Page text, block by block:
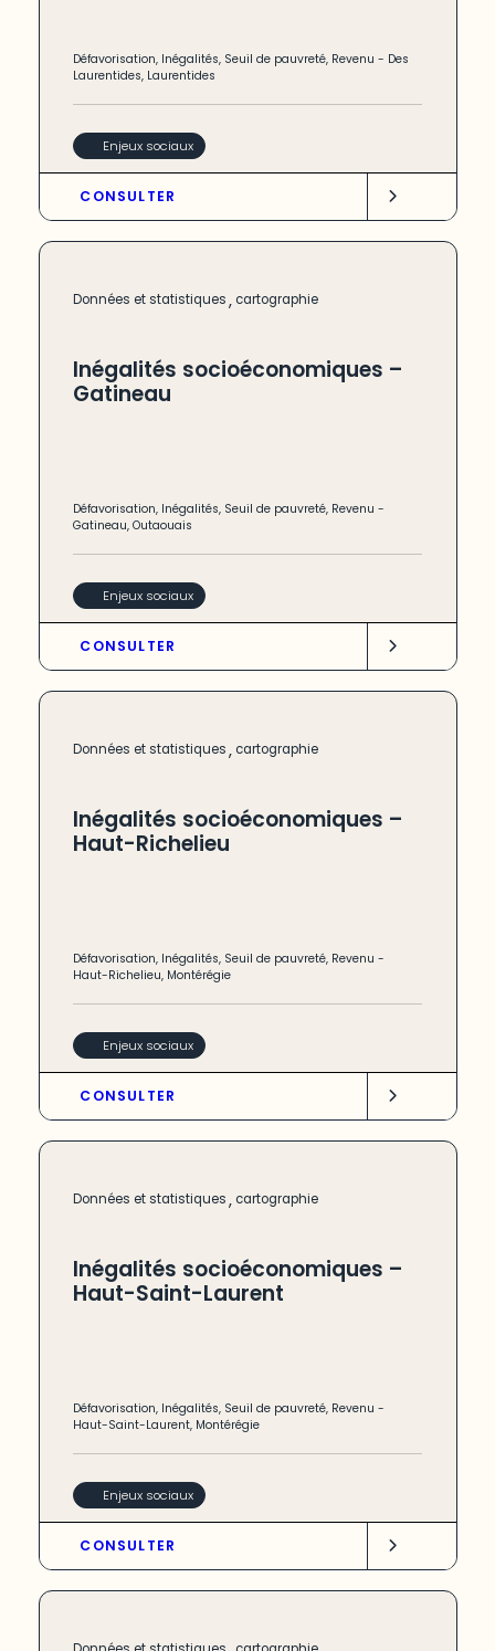
Défavorisation, Inégalités, Seuil de pauvreté, Revenu - Des
Laurentides, Laurentides
Enjeux sociaux
CONSULTER
Données et statistiques, cartographie
Inégalités socioéconomiques –
Gatineau
Défavorisation, Inégalités, Seuil de pauvreté, Revenu -
Gatineau,Outaouais
Enjeux sociaux
CONSULTER
Données et statistiques, cartographie
Inégalités socioéconomiques –
Haut-Richelieu
Défavorisation, Inégalités, Seuil de pauvreté, Revenu -
Haut-Richelieu, Montérégie
Enjeux sociaux
CONSULTER
Données et statistiques, cartographie
Inégalités socioéconomiques –
Haut-Saint-Laurent
Défavorisation, Inégalités, Seuil de pauvreté, Revenu -
Haut-Saint-Laurent, Montérégie
Enjeux sociaux
CONSULTER